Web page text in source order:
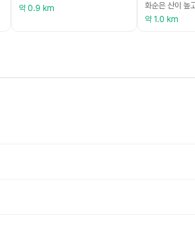
약 0.9 km
약 1.0 km